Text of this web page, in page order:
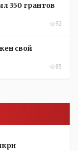
350 грантов
92
свой
85